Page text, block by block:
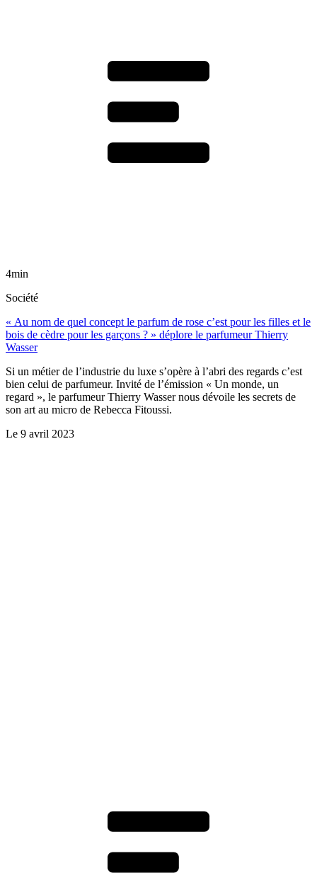
4min
Société
« Au nom de quel concept le parfum de rose c’est pour les filles et le
bois de cèdre pour les garçons ? » déplore le parfumeur Thierry
Wasser
Si un métier de l’industrie du luxe s’opère à l’abri des regards c’est
bien celui de parfumeur. Invité de l’émission « Un monde, un
regard », le parfumeur Thierry Wasser nous dévoile les secrets de
son art au micro de Rebecca Fitoussi.
Le 9 avril 2023